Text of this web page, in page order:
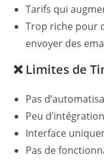
Tarifs qui
Trop riche pour
envoyer des
❌ Limites de
Pas
Peu
Interface
Pas de